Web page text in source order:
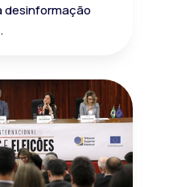
desinformação